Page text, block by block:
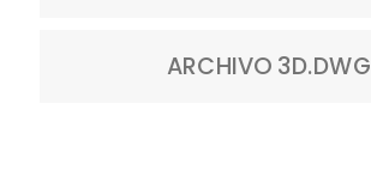
ARCHIVO 3D.DWG